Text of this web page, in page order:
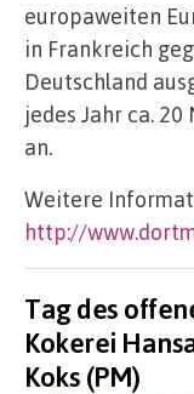
europaweiten
in Frankreich
Deutschland
jedes Jahr ca.
an.
Weitere
http://
Tag des
Kokerei
Koks (PM)